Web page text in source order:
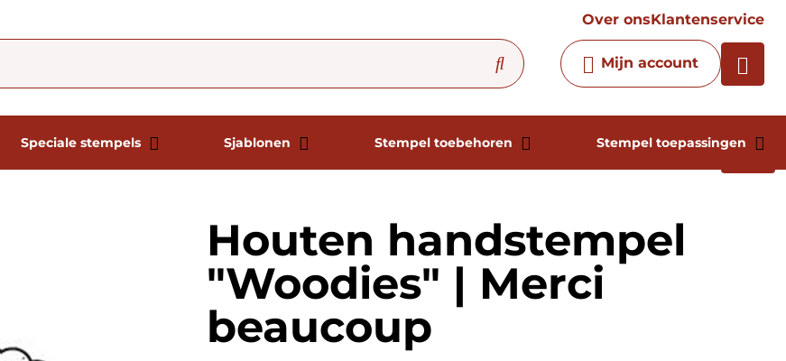
Over onsKlantenservice
Mijn account
Speciale stempels Sjablonen Stempel toebehoren Stempel toepassingen
Chatbot
Chat 24/7 met onze chatbot
voor hulp
Contact
Houten handstempel
"Woodies" | Merci
beaucoup